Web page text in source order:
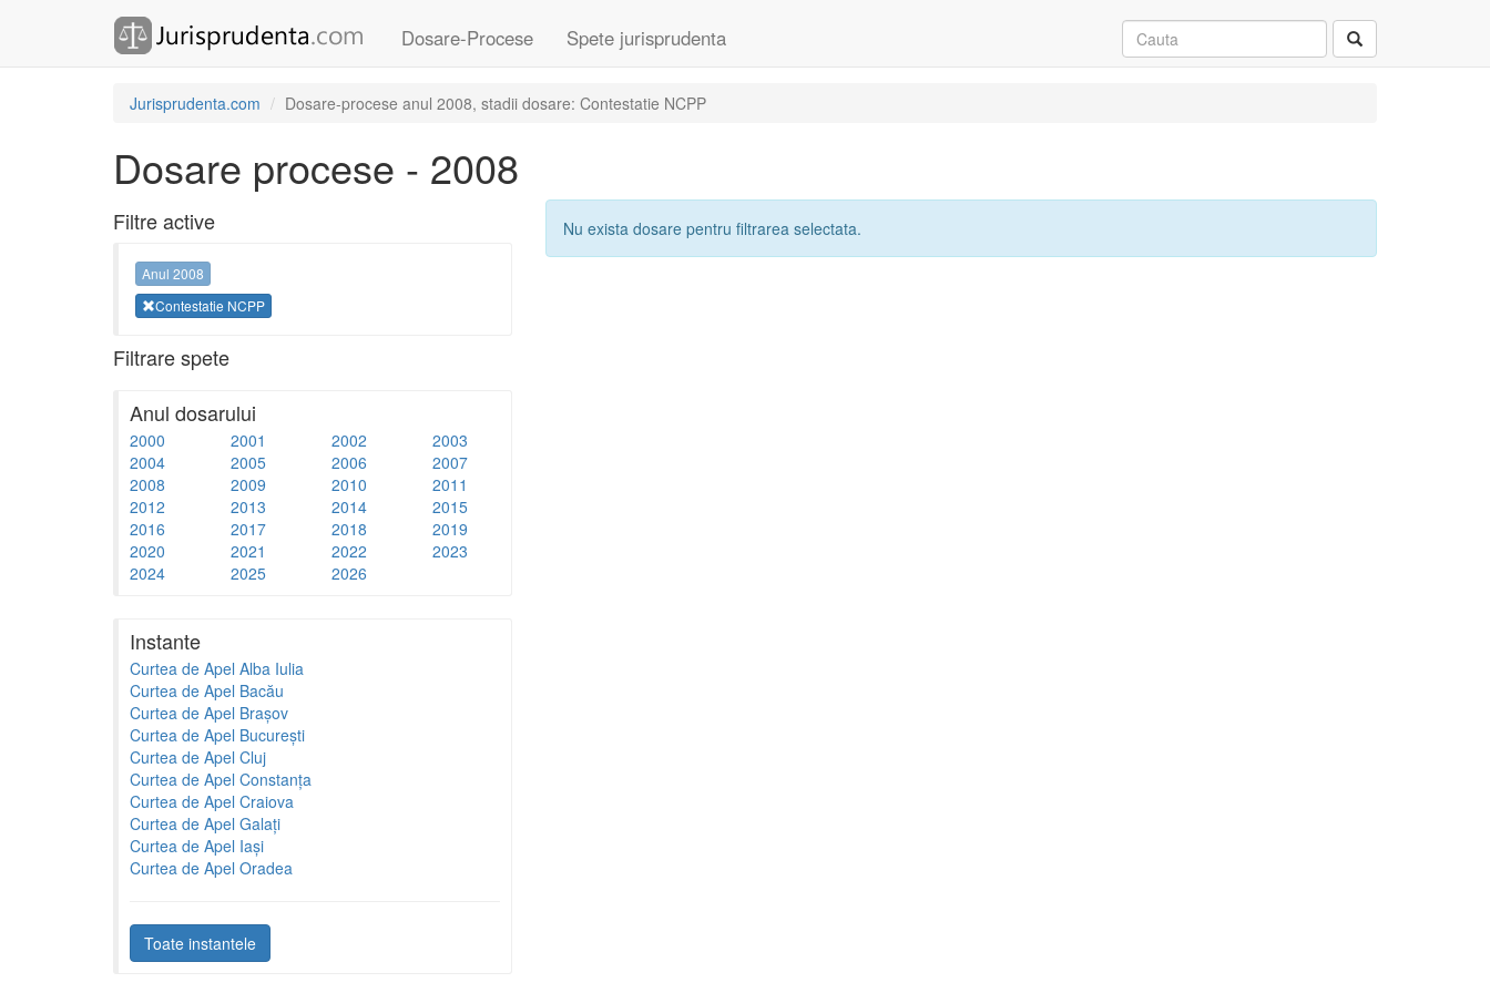
Dosare-Procese Spete jurisprudenta
Jurisprudenta.com Dosare-procese anul 2008, stadii dosare: Contestatie NCPP
Dosare procese - 2008
Filtre active
Anul 2008
Contestatie NCPP
Filtrare spete
Anul dosarului
2000 2001 2002
2003
2004
2005 2006
2007
2008
2009 2010
2011
2012
2013 2014
2015
2016
2017 2018
2019
2020
2021 2022
2023
2024
2025 2026
Instante
Curtea de Apel Alba Iulia
Curtea de Apel Bacău
Curtea de Apel Brașov
Curtea de Apel București
Curtea de Apel Cluj
Curtea de Apel Constanța
Curtea de Apel Craiova
Curtea de Apel Galați
Curtea de Apel Iași
Curtea de Apel Oradea
Toate instantele
Nu exista dosare pentru filtrarea selectata.